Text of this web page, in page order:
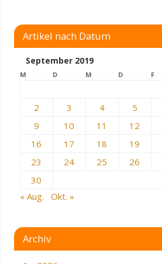
Artikel nach Datum
September 2019
M D M D F
2
3 4 5
9
10 11 12
16
17 18 19
23
24 25 26
30
« Aug.
Okt. »
Archiv